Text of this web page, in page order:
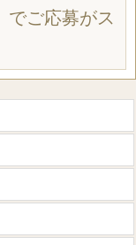
でご応募がス